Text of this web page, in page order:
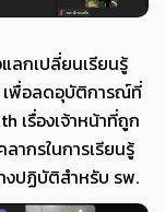
ลกเปลี่ยนเรียนรู้
เพื่อลดอุบัติการณ์ที่
เรื่องเจ้าหน้าที่ถูก
ากรในการเรียนรู้
ปฏิบัติสำหรับ รพ.